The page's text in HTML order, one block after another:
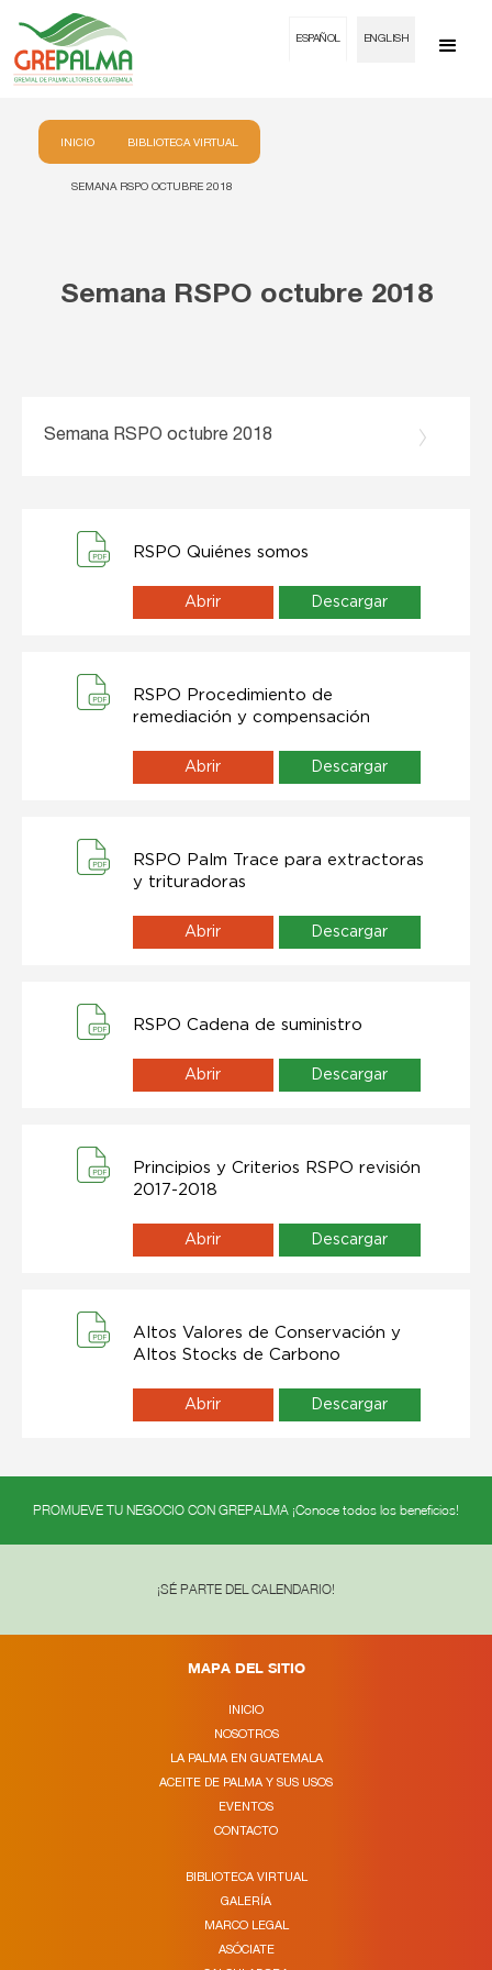
ESPAÑOL ENGLISH
INICIO BIBLIOTECA VIRTUAL
SEMANA RSPO OCTUBRE 2018
Semana RSPO octubre 2018
Semana RSPO octubre 2018
RSPO Quiénes somos
Abrir Descargar
RSPO Procedimiento de
remediación y compensación
Abrir Descargar
RSPO Palm Trace para extractoras
y trituradoras
Abrir Descargar
RSPO Cadena de suministro
Abrir Descargar
Principios y Criterios RSPO revisión
2017-2018
Abrir Descargar
Altos Valores de Conservación y
Altos Stocks de Carbono
Abrir Descargar
PROMUEVE TU NEGOCIO CON GREPALMA ¡Conoce todos los beneficios!
¡SÉ PARTE DEL CALENDARIO!
MAPA DEL SITIO
INICIO
NOSOTROS
LA PALMA EN GUATEMALA
ACEITE DE PALMA Y SUS USOS
EVENTOS
CONTACTO
BIBLIOTECA VIRTUAL
GALERÍA
MARCO LEGAL
ASÓCIATE